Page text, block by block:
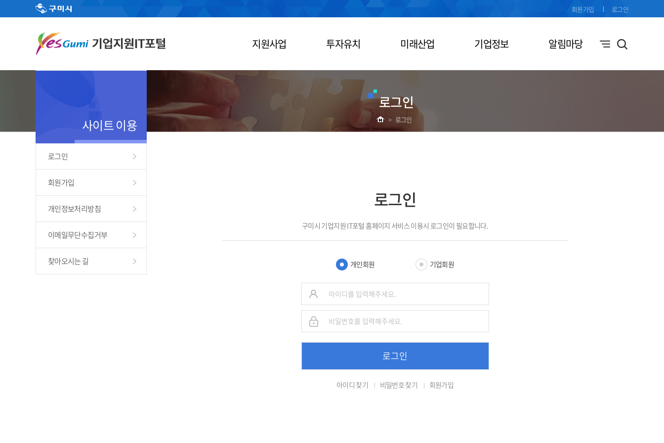
지원사업 투자유치 미래산업 기업정보 알림마당
회원가입 로그인
로그인
> 로그인
사이트 이용
로그인
회원가입
개인정보처리방침
이메일무단수집거부
찾아오시는 길
로그인
구미시 기업지원 IT포털 홈페이지 서비스 이용시 로그인이 필요합니다.
개인회원 기업회원
로그인
아이디 찾기 비밀번호 찾기 회원가입